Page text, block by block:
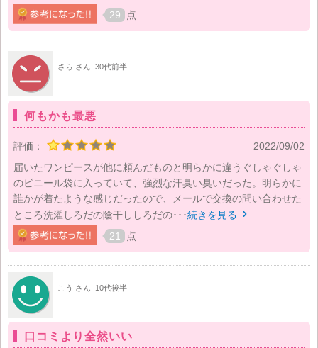
29 点
さら さん 30代前半
何もかも最悪
評価：
2022/09/02
届いたワンピースが他に頼んだものと明らかに違うぐしゃぐしゃ
のビニール袋に入っていて、強烈な汗臭い臭いだった。明らかに
誰かが着たような感じだったので、メールで交換の問い合わせた
ところ洗濯しろだの陰干ししろだの･･･続きを見る 
21 点
こう さん 10代後半
口コミより全然いい